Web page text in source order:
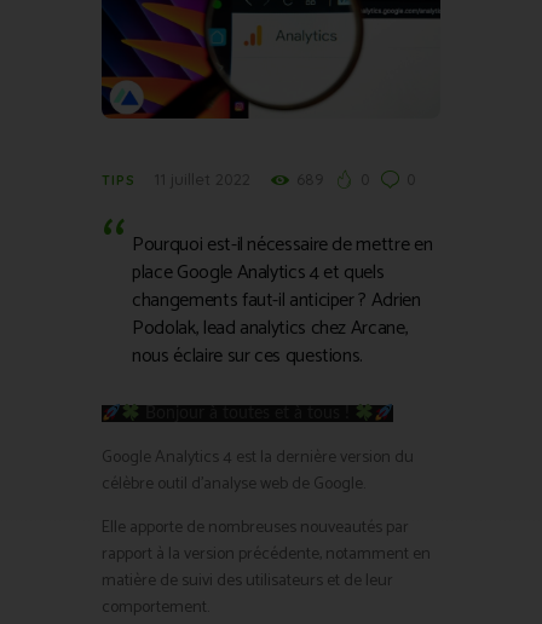
TIPS
Pourquoi est-il nécessaire de mettre en
place Google Analytics 4 et quels
changements faut-il anticiper ? Adrien
Podolak, lead analytics chez Arcane,
nous éclaire sur ces questions.
Google Analytics 4 est la dernière version du
célèbre outil d’analyse web de Google.
Elle apporte de nombreuses nouveautés par
rapport à la version précédente, notamment en
matière de suivi des utilisateurs et de leur
comportement.